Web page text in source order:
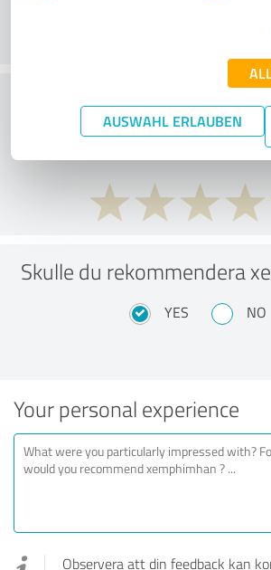
AUSWAHL ERLAUBEN
What do you think of
performance
Skulle du rekommendera
YES NO
Your personal experience
Observera att din feedback kan